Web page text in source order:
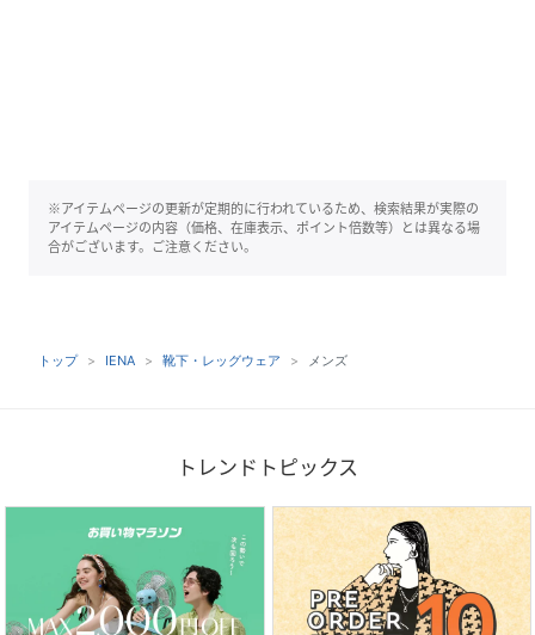
※アイテムページの更新が定期的に行われているため、検索結果が実際の
アイテムページの内容（価格、在庫表示、ポイント倍数等）とは異なる場
合がございます。ご注意ください。
トップ IENA 靴下・レッグウェア メンズ
トレンドトピックス